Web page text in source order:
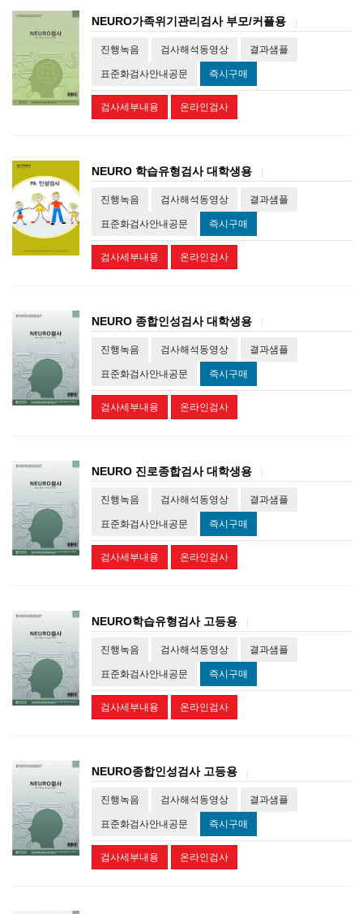
NEURO가족위기관리검사 부모/커플용
진행녹음 검사해석동영상 결과샘플
표준화검사안내공문 즉시구매
검사세부내용 온라인검사
NEURO 학습유형검사 대학생용
진행녹음 검사해석동영상 결과샘플
표준화검사안내공문 즉시구매
검사세부내용 온라인검사
NEURO 종합인성검사 대학생용
진행녹음 검사해석동영상 결과샘플
표준화검사안내공문 즉시구매
검사세부내용 온라인검사
NEURO 진로종합검사 대학생용
진행녹음 검사해석동영상 결과샘플
표준화검사안내공문 즉시구매
검사세부내용 온라인검사
NEURO학습유형검사 고등용
진행녹음 검사해석동영상 결과샘플
표준화검사안내공문 즉시구매
검사세부내용 온라인검사
NEURO종합인성검사 고등용
진행녹음 검사해석동영상 결과샘플
표준화검사안내공문 즉시구매
검사세부내용 온라인검사